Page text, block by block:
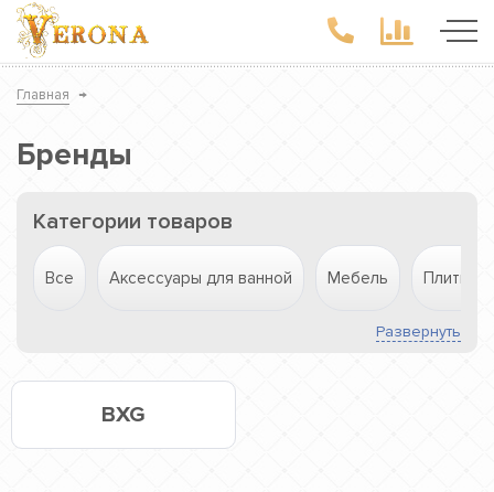
Главная →
Бренды
Категории товаров
Все Аксессуары для ванной Мебель Плитка
Развернуть
BXG